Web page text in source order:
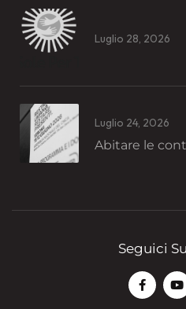
Luglio 28, 2026
Luglio 24, 2026
Abitare le
Seguici